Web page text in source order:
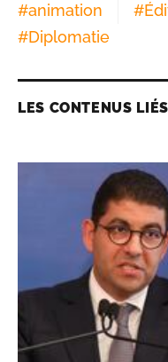
#animation #
#Diplomatie
LES CONTENUS LIÉS